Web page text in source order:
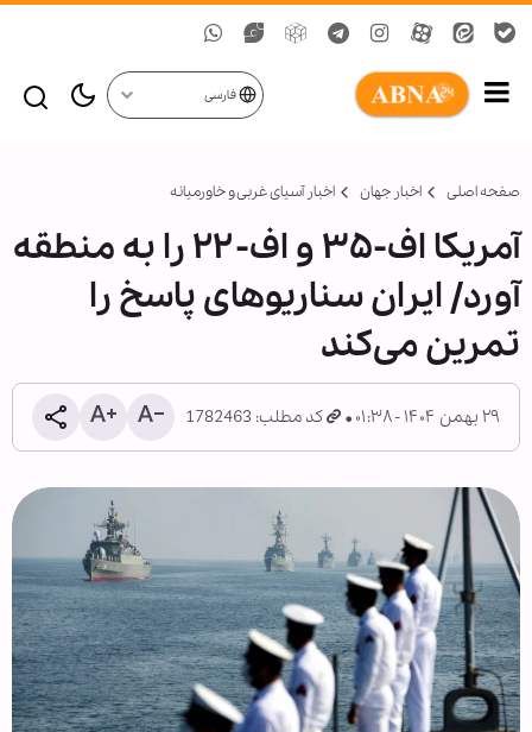
فارسی
صفحه اصلی اخبار جهان اخبار آسیای غربی و خاورمیانه
آمریکا اف-۳۵ و اف-۲۲ را به منطقه
آورد/ ایران سناریوهای پاسخ را
تمرین می‌کند
۲۹ بهمن ۱۴۰۴ - ۰۱:۳۸ کد مطلب: 1782463